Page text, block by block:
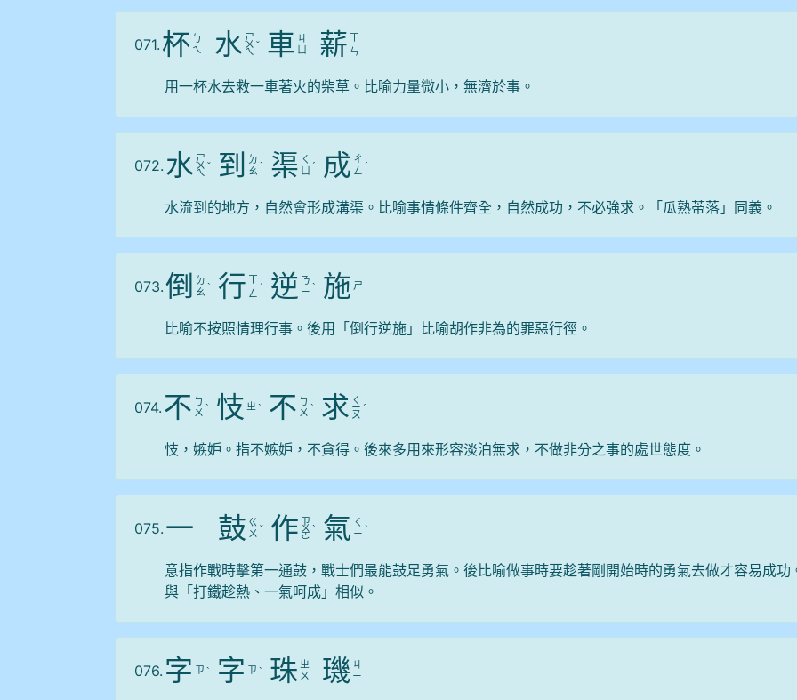
071. 杯 ㄅ
ㄟ
水 ㄕ
ㄨ
ㄟ
ˇ 車 ㄐ
薪 ㄒ
ㄧ
ㄣ
用一杯水去救一車著火的柴草。比喻力量微小，無濟於事。
072. 水 ㄕ
ㄨ
ㄟ
ˇ 到
ㄉ
ㄠ ˋ 渠 ㄑ
ˊ 成 ㄔ
ㄥ ˊ
水流到的地方，自然會形成溝渠。比喻事情條件齊全，自然成功，不必強求。「瓜熟蒂落」同義。
073.倒
ㄉ
ㄠ ˋ 行 ㄒ
ㄧ
ㄥ
ˊ 逆 ㄋ
ㄧ ˋ 施 ㄕ
比喻不按照情理行事。後用「倒行逆施」比喻胡作非為的罪惡行徑。
074. 不 ㄅ
ㄨ ˋ 忮 ㄓ ˋ 不 ㄅ
ㄨ ˋ 求 ㄑ
ㄧ
ㄡ
ˊ
忮，嫉妒。指不嫉妒，不貪得。後來多用來形容淡泊無求，不做非分之事的處世態度。
075. 一 ㄧ 鼓 ㄍ
ㄨ ˇ 作 ㄗ
ㄨ
ㄛ
ˋ 氣 ㄑ
ㄧ ˋ
意指作戰時擊第一通鼓，戰士們最能鼓足勇氣。後比喻做事時要趁著剛開始時的勇氣去做才容易成功
與「打鐵趁熱、一氣呵成」相似。
076. 字 ㄗ ˋ 字 ㄗ ˋ 珠 ㄓ
ㄨ
璣 ㄐ
ㄧ